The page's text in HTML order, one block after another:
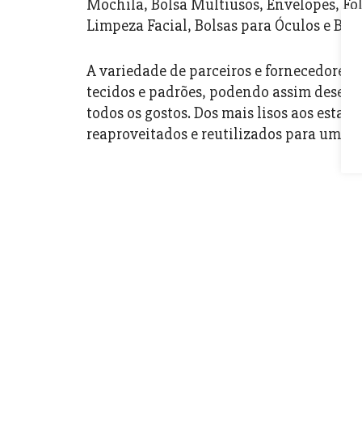
Mochila, Bolsa Multiusos, Envelopes,
Limpeza Facial, Bolsas para Óculos e
A variedade de parceiros e
tecidos e padrões, podendo assim
todos os gostos. Dos mais lisos aos
reaproveitados e reutilizados para um